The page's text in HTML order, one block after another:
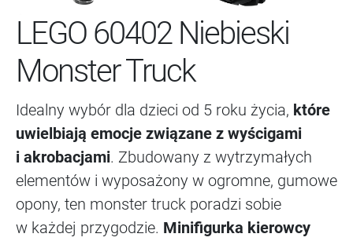
LEGO 60402 Niebieski
Monster Truck
Idealny wybór dla dzieci od 5 roku życia, które
uwielbiają emocje związane z wyścigami
i akrobacjami. Zbudowany z wytrzymałych
elementów i wyposażony w ogromne, gumowe
opony, ten monster truck poradzi sobie
w każdej przygodzie. Minifigurka kierowcy